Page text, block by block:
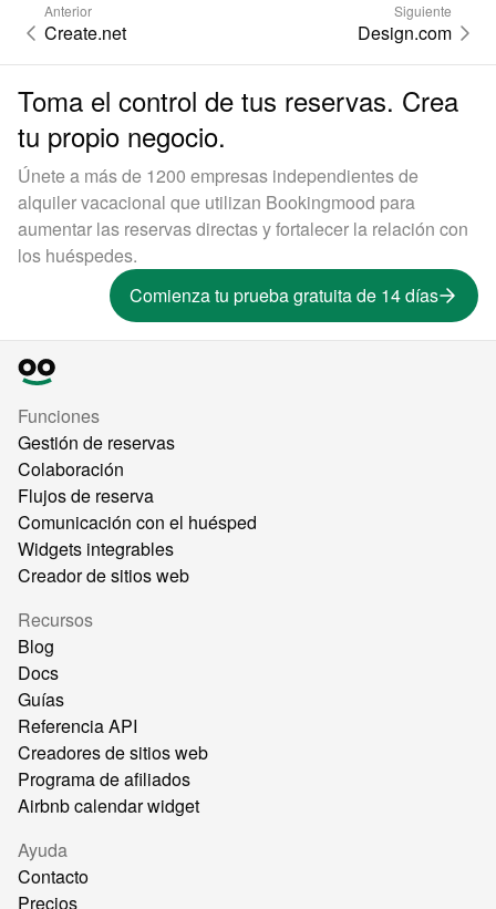
Anterior
Create.net
Siguiente
Design.com
Toma el control de tus reservas. Crea
tu propio negocio.
Únete a más de 1200 empresas independientes de
alquiler vacacional que utilizan Bookingmood para
aumentar las reservas directas y fortalecer la relación con
los huéspedes.
Comienza tu prueba gratuita de 14 días
Funciones
Gestión de reservas
Colaboración
Flujos de reserva
Comunicación con el huésped
Widgets integrables
Creador de sitios web
Recursos
Blog
Docs
Guías
Referencia API
Creadores de sitios web
Programa de afiliados
Airbnb calendar widget
Ayuda
Contacto
Precios